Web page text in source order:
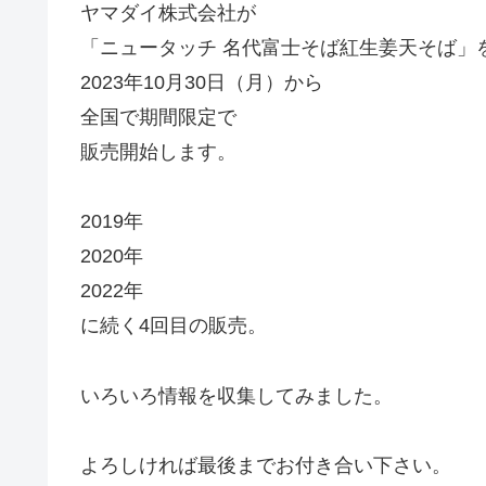
ヤマダイ株式会社が
「ニュータッチ 名代富士そば紅生姜天そば」
2023年10月30日（月）から
全国で期間限定で
販売開始します。
2019年
2020年
2022年
に続く4回目の販売。
いろいろ情報を収集してみました。
よろしければ最後までお付き合い下さい。